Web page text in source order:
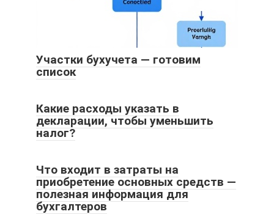
Участки бухучета — готовим
список
Какие расходы указать в
декларации, чтобы уменьшить
налог?
Что входит в затраты на
приобретение основных средств —
полезная информация для
бухгалтеров